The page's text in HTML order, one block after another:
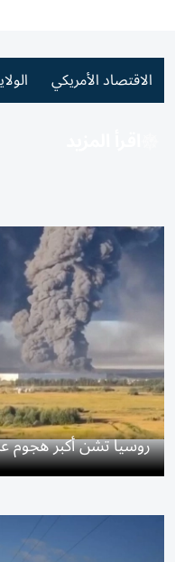
الاقتصاد الأمريكي
روسيا تشن أكبر هجوم